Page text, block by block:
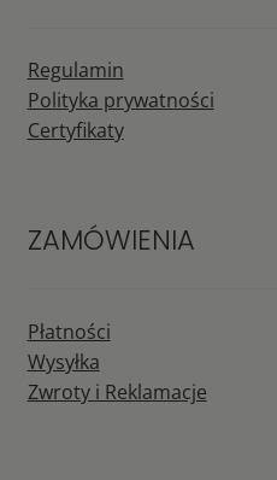
Regulamin
Polityka prywatności
Certyfikaty
ZAMÓWIENIA
Płatności
Wysyłka
Zwroty i Reklamacje